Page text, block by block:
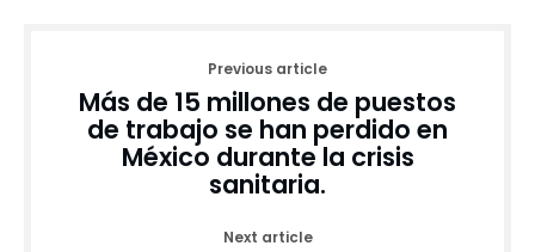
Previous article
Más de 15 millones de puestos
de trabajo se han perdido en
México durante la crisis
sanitaria.
Next article